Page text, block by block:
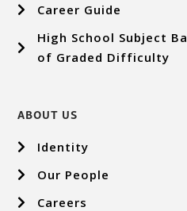
Career Guide
High School Subject
of Graded Difficulty
ABOUT US
Identity
Our People
Careers